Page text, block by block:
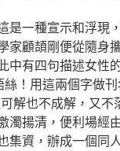
是一種宣示和浮現
家顧頡剛便從隨
中有四句描述女性
！用這兩個字做刊
解也不成解，又
濁揚清，便利場經
集資，辦成一個同